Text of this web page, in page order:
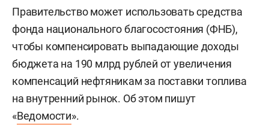
Правительство может использовать средства
фонда национального благосостояния (ФНБ),
чтобы компенсировать выпадающие доходы
бюджета на 190 млрд рублей от увеличения
компенсаций нефтяникам за поставки топлива
на внутренний рынок. Об этом пишут
«Ведомости».